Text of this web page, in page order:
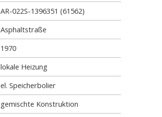
AR-022S-1396351 (61562)
Asphaltstraße
1970
lokale Heizung
el. Speicherbolier
gemischte Konstruktion